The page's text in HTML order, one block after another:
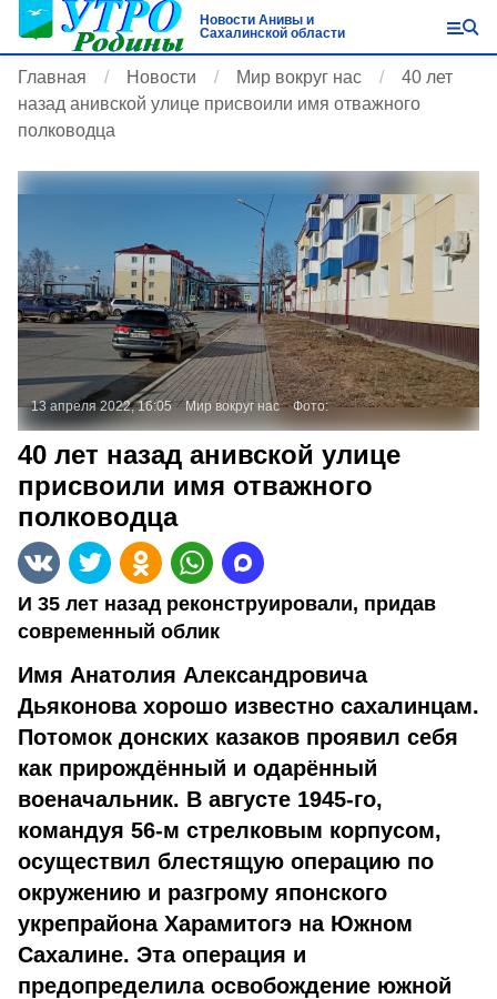
Новости Анивы и
Сахалинской области
Главная Новости Мир вокруг нас
40 лет
назад анивской улице присвоили имя отважного
полководца
13 апреля 2022, 16:05 Мир вокруг нас Фото:
40 лет назад анивской улице
присвоили имя отважного
полководца
И 35 лет назад реконструировали, придав
современный облик
Имя Анатолия Александровича
Дьяконова хорошо известно сахалинцам.
Потомок донских казаков проявил себя
как прирождённый и одарённый
военачальник. В августе 1945-го,
командуя 56-м стрелковым корпусом,
осуществил блестящую операцию по
окружению и разгрому японского
укрепрайона Харамитогэ на Южном
Сахалине. Эта операция и
предопределила освобождение южной